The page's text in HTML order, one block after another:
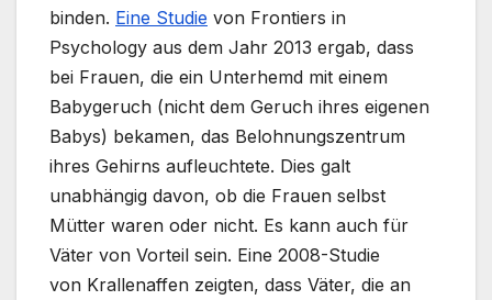
binden. Eine Studie von Frontiers in
Psychology aus dem Jahr 2013 ergab, dass
bei Frauen, die ein Unterhemd mit einem
Babygeruch (nicht dem Geruch ihres eigenen
Babys) bekamen, das Belohnungszentrum
ihres Gehirns aufleuchtete. Dies galt
unabhängig davon, ob die Frauen selbst
Mütter waren oder nicht. Es kann auch für
Väter von Vorteil sein. Eine 2008-Studie
von Krallenaffen zeigten, dass Väter, die an